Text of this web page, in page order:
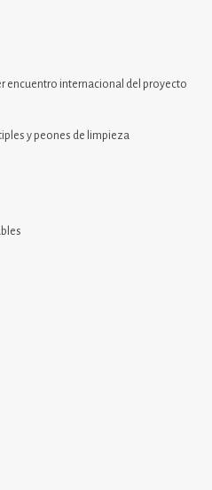
encuentro internacional del proyecto
y peones de limpieza